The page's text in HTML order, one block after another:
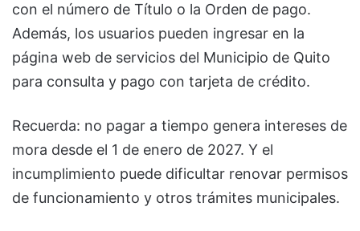
con el número de Título o la Orden de pago.
Además, los usuarios pueden ingresar en la
página web de servicios del Municipio de Quito
para consulta y pago con tarjeta de crédito.
Recuerda: no pagar a tiempo genera intereses de
mora desde el 1 de enero de 2027. Y el
incumplimiento puede dificultar renovar permisos
de funcionamiento y otros trámites municipales.